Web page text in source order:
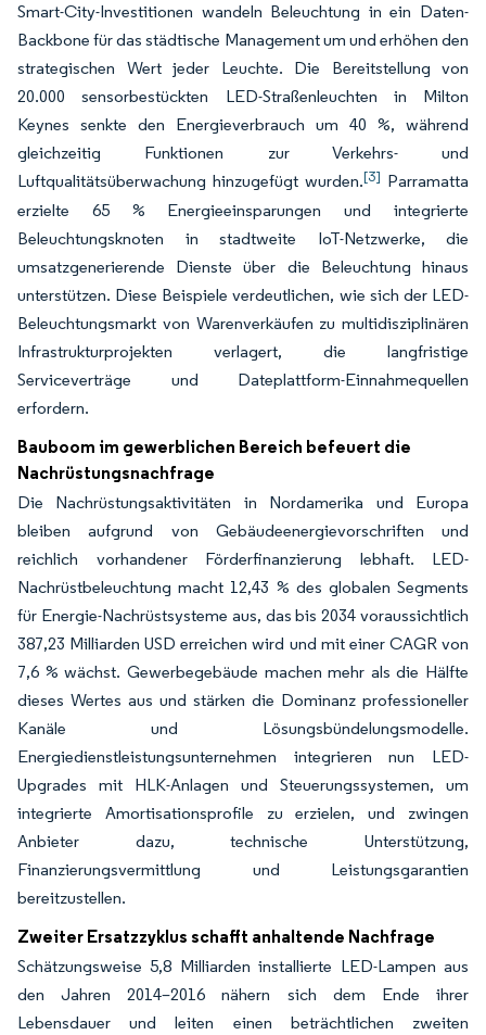
Smart-City-Investitionen wandeln Beleuchtung in ein Daten-
Backbone für das städtische Management um und erhöhen den
strategischen Wert jeder Leuchte. Die Bereitstellung von
20.000 sensorbestückten LED-Straßenleuchten in Milton
Keynes senkte den Energieverbrauch um 40 %, während
gleichzeitig Funktionen zur Verkehrs- und
Luftqualitätsüberwachung hinzugefügt wurden.[3] Parramatta
erzielte 65 % Energieeinsparungen und integrierte
Beleuchtungsknoten in stadtweite IoT-Netzwerke, die
umsatzgenerierende Dienste über die Beleuchtung hinaus
unterstützen. Diese Beispiele verdeutlichen, wie sich der LED-
Beleuchtungsmarkt von Warenverkäufen zu multidisziplinären
Infrastrukturprojekten verlagert, die langfristige
Serviceverträge und Dateplattform-Einnahmequellen
erfordern.
Bauboom im gewerblichen Bereich befeuert die
Nachrüstungsnachfrage
Die Nachrüstungsaktivitäten in Nordamerika und Europa
bleiben aufgrund von Gebäudeenergievorschriften und
reichlich vorhandener Förderfinanzierung lebhaft. LED-
Nachrüstbeleuchtung macht 12,43 % des globalen Segments
für Energie-Nachrüstsysteme aus, das bis 2034 voraussichtlich
387,23 Milliarden USD erreichen wird und mit einer CAGR von
7,6 % wächst. Gewerbegebäude machen mehr als die Hälfte
dieses Wertes aus und stärken die Dominanz professioneller
Kanäle und Lösungsbündelungsmodelle.
Energiedienstleistungsunternehmen integrieren nun LED-
Upgrades mit HLK-Anlagen und Steuerungssystemen, um
integrierte Amortisationsprofile zu erzielen, und zwingen
Anbieter dazu, technische Unterstützung,
Finanzierungsvermittlung und Leistungsgarantien
bereitzustellen.
Zweiter Ersatzzyklus schafft anhaltende Nachfrage
Schätzungsweise 5,8 Milliarden installierte LED-Lampen aus
den Jahren 2014–2016 nähern sich dem Ende ihrer
Lebensdauer und leiten einen beträchtlichen zweiten